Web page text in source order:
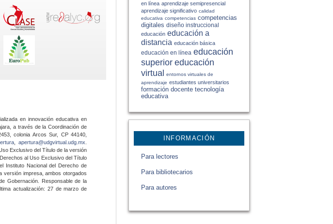
en línea aprendizaje semipresencial
aprendizaje significativo calidad
educativa competencias competencias
digitales diseño instruccional
educación educación a
distancia educación básica
educación en línea educación
superior educación
virtual entornos virtuales de
aprendizaje estudiantes universitarios
formación docente tecnología
educativa
INFORMACIÓN
Para lectores
Para bibliotecarios
Para autores
en innovación educativa en
a través de la Coordinación de
colonia Arcos Sur, CP 44140,
apertura@udgvirtual.udg.mx
Exclusivo del Título de la versión
al Uso Exclusivo del Título
Instituto Nacional del Derecho de
versión impresa, ambos otorgados
Gobernación. Responsable de la
actualización: 27 de marzo de